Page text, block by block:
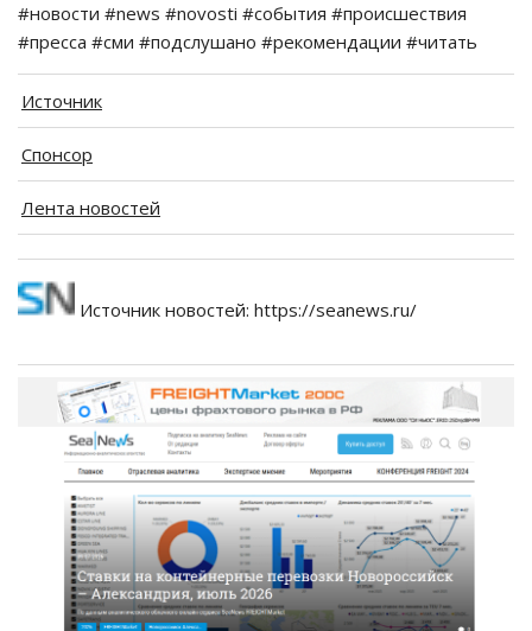
#новости #news #novosti #события #происшествия
#пресса #сми #подслушано #рекомендации #читать
Источник
Спонсор
Лента новостей
Источник новостей: https://seanews.ru/